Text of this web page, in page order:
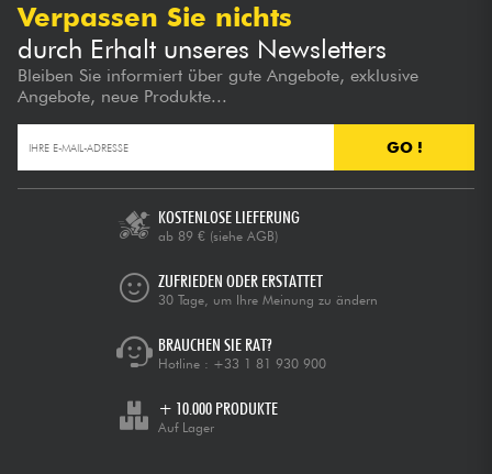
Verpassen Sie nichts
durch Erhalt unseres Newsletters
Bleiben Sie informiert über gute Angebote, exklusive
Angebote, neue Produkte...
GO !
KOSTENLOSE LIEFERUNG
ab 89 € (siehe AGB)
ZUFRIEDEN ODER ERSTATTET
30 Tage, um Ihre Meinung zu ändern
BRAUCHEN SIE RAT?
Hotline : +33 1 81 930 900
+ 10.000 PRODUKTE
Auf Lager